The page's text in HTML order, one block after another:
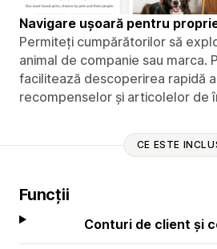
Navigare ușoară pentru
Permiteți cumpărătorilor să
animal de companie sau marca.
facilitează descoperirea rapidă
recompenselor și articolelor de
CE ESTE
Funcții
Conturi de client și